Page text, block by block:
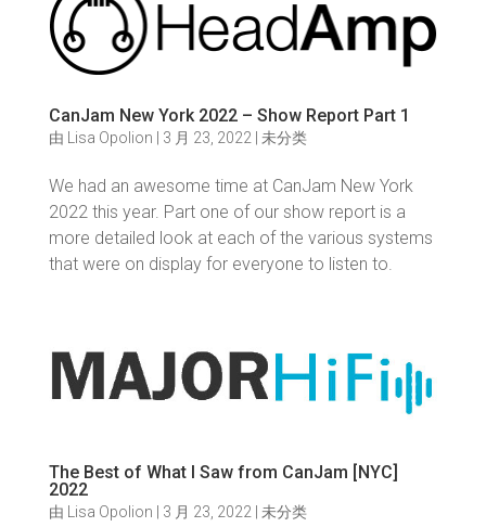
CanJam New York 2022 – Show Report Part 1
由 Lisa Opolion 3 月 23, 2022 未分类
We had an awesome time at CanJam New York
2022 this year. Part one of our show report is a
more detailed look at each of the various systems
that were on display for everyone to listen to.
The Best of What I Saw from CanJam [NYC]
2022
由 Lisa Opolion 3 月 23, 2022| 未分类